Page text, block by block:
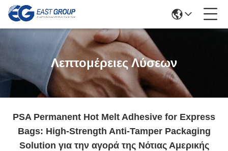
Λεπτομέρειες Λύσεων
PSA Permanent Hot Melt Adhesive for Express
Bags: High-Strength Anti-Tamper Packaging
Solution για την αγορά της Νότιας Αμερικής